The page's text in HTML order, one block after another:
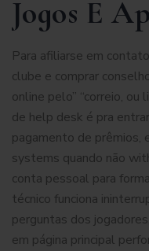
Jogos E
Para afiliarse em
clube e comprar
online pelo” “correio, ou
de help desk é pra
pagamento de prêmios,
systems quando não
conta pessoal para
técnico funciona
perguntas dos
em página principal